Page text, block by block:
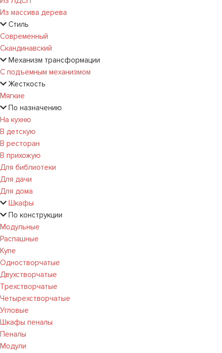
Из массива дерева
Стиль
Современный
Скандинавский
Механизм трансформации
С подъемным механизмом
Жесткость
Мягкие
По назначению
На кухню
В детскую
В ресторан
В прихожую
Для библиотеки
Для дачи
Для дома
Шкафы
По конструкции
Модульные
Распашные
Купе
Одностворчатые
Двухстворчатые
Трехстворчатые
Четырехстворчатые
Угловые
Шкафы пеналы
Пеналы
Модули